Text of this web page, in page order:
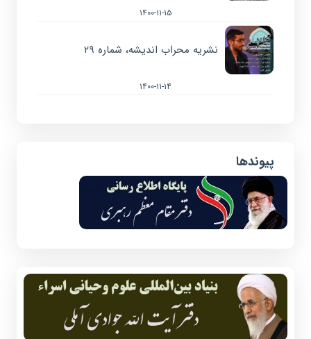
۱۴۰۰-۱۱-۱۵
نشریه محراب اندیشه، شماره ۲۹
۱۴۰۰-۱۱-۱۴
پیوندها